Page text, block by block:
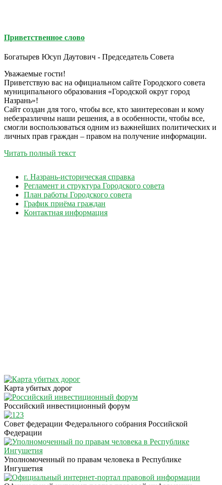
Приветственное слово
Богатырев Юсуп Даутович - Председатель Совета
Уважаемые гости!
Приветствую вас на официальном сайте Городского совета
муниципального образования «Городской округ город
Назрань»!
Сайт создан для того, чтобы все, кто заинтересован и кому
небезразличны наши решения, а в особенности, чтобы все,
смогли воспользоваться одним из важнейших политических и
личных прав граждан – правом на получение информации.
Читать полный текст
г. Назрань-историческая справка
Регламент и структура Городского совета
План работы Городского совета
График приёма граждан
Контактная информация
Карта убитых дорог
Российский инвестиционный форум
Совет федерации Федерального собрания Российской
Федерации
Уполномоченный по правам человека в Республике
Ингушетия